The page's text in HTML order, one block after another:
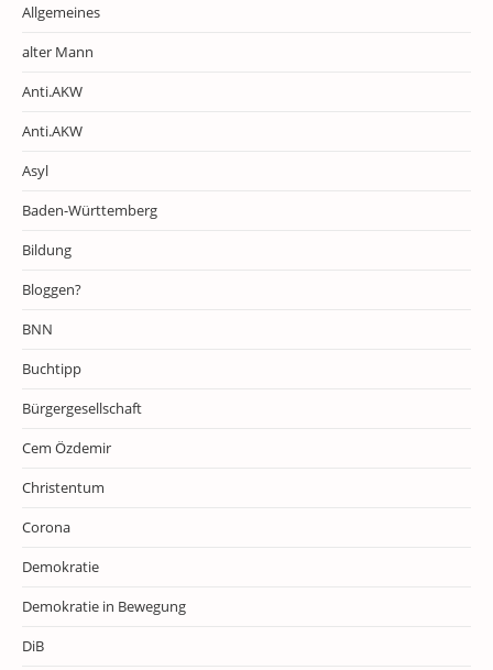
Allgemeines
alter Mann
Anti.AKW
Anti.AKW
Asyl
Baden-Württemberg
Bildung
Bloggen?
BNN
Buchtipp
Bürgergesellschaft
Cem Özdemir
Christentum
Corona
Demokratie
Demokratie in Bewegung
DiB